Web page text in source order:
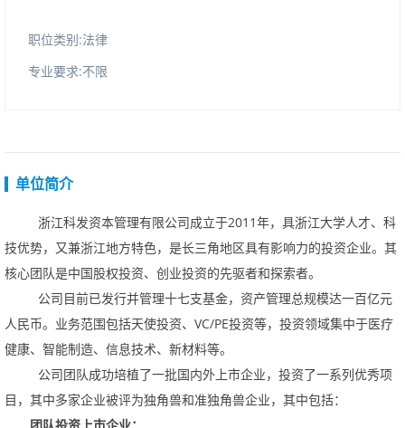
职位类别:法律
专业要求:不限
单位简介
浙江科发资本管理有限公司成立于2011年，具浙江大学人才、科
技优势，又兼浙江地方特色，是长三角地区具有影响力的投资企业。其
核心团队是中国股权投资、创业投资的先驱者和探索者。
公司目前已发行并管理十七支基金，资产管理总规模达一百亿元
人民币。业务范围包括天使投资、 VC/PE投资等，投资领域集中于医疗
健康、智能制造、信息技术、新材料等。
公司团队成功培植了一批国内外上市企业，投资了一系列优秀项
目，其中多家企业被评为独角兽和准独角兽企业，其中包括：